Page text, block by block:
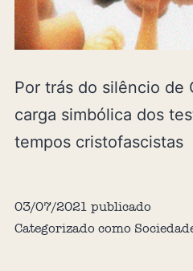
Por trás do silêncio de
carga simbólica dos
tempos cristofascistas
03/07/2021 publicado
Categorizado como